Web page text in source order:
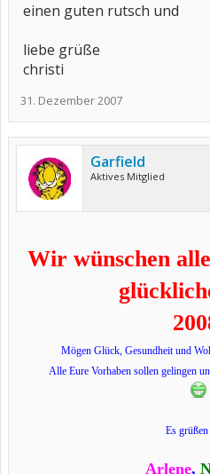
einen guten rutsch und
liebe grüße
christi
31. Dezember 2007
Garfield
Aktives Mitglied
Wir wünschen
Mögen Glück, Gesundheit und
Alle Eure Vorhaben sollen gelingen
Es
Arlene,